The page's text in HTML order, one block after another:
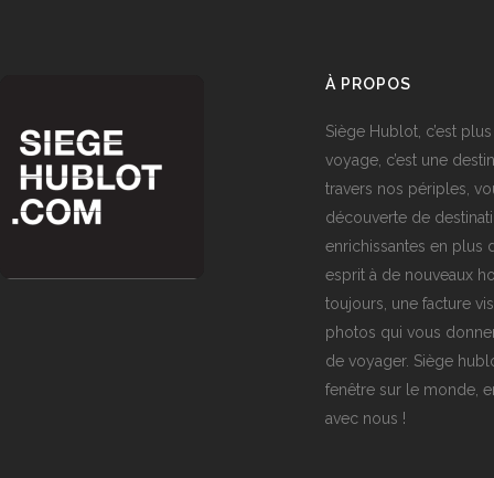
À PROPOS
Siège Hublot, c’est
voyage, c’est une
travers nos périples,
découverte de
enrichissantes en plus
esprit à de nouveaux
toujours, une facture
photos qui vous
de voyager. Siège
fenêtre sur le monde,
avec nous !